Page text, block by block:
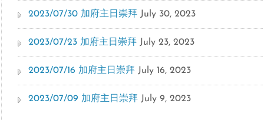
2023/07/30 加府主日崇拜 July 30, 2023
2023/07/23 加府主日崇拜 July 23, 2023
2023/07/16 加府主日崇拜 July 16, 2023
2023/07/09 加府主日崇拜 July 9, 2023